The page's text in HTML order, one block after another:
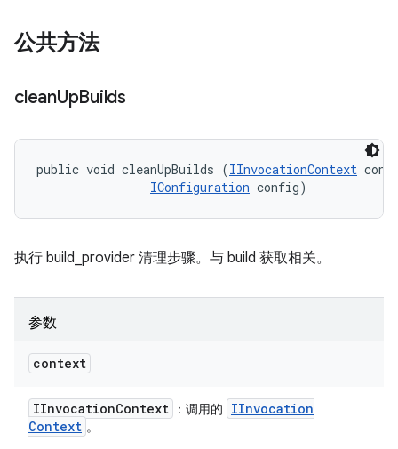
公共方法
cleanUpBuilds
public void cleanUpBuilds (IInvocationContext
IConfiguration config)
执行 build_provider 清理步骤。与 build 获取相关。
参数
context
IInvocationContext ：调用的
IInvocation
Context 。